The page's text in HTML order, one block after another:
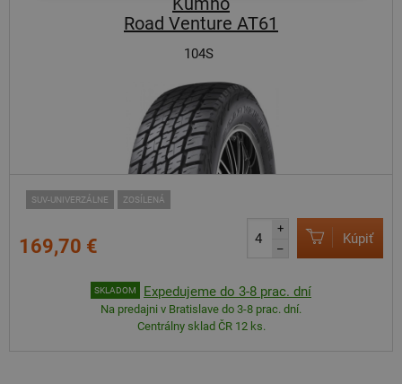
Road Venture AT61
104S
SUV-UNIVERZÁLNE ZOSÍLENÁ
169,70 €
+
–
Kúpiť
SKLADOM Expedujeme do 3-8 prac. dní
Na predajni v Bratislave do 3-8 prac. dní.
Centrálny sklad ČR 12 ks.